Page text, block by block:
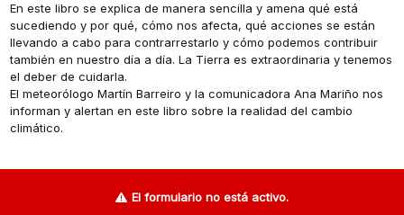
En este libro se explica de manera sencilla y amena qué está
sucediendo y por qué, cómo nos afecta, qué acciones se están
llevando a cabo para contrarrestarlo y cómo podemos contribuir
también en nuestro día a día. La Tierra es extraordinaria y tenemos
el deber de cuidarla.
El meteorólogo Martín Barreiro y la comunicadora Ana Mariño nos
informan y alertan en este libro sobre la realidad del cambio
climático.
El formulario no está activo.